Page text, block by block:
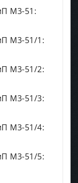
М3-51:
М3-51/1:
М3-51/2:
М3-51/3:
М3-51/4:
М3-51/5: